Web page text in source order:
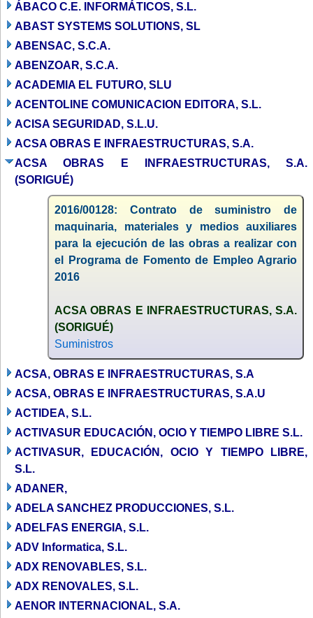
ÁBACO C.E. INFORMÁTICOS, S.L.
ABAST SYSTEMS SOLUTIONS, SL
ABENSAC, S.C.A.
ABENZOAR, S.C.A.
ACADEMIA EL FUTURO, SLU
ACENTOLINE COMUNICACION EDITORA, S.L.
ACISA SEGURIDAD, S.L.U.
ACSA OBRAS E INFRAESTRUCTURAS, S.A.
ACSA OBRAS E INFRAESTRUCTURAS, S.A.
(SORIGUÉ)
2016/00128: Contrato de suministro de
maquinaria, materiales y medios auxiliares
para la ejecución de las obras a realizar con
el Programa de Fomento de Empleo Agrario
2016
ACSA OBRAS E INFRAESTRUCTURAS, S.A.
(SORIGUÉ)
Suministros
ACSA, OBRAS E INFRAESTRUCTURAS, S.A
ACSA, OBRAS E INFRAESTRUCTURAS, S.A.U
ACTIDEA, S.L.
ACTIVASUR EDUCACIÓN, OCIO Y TIEMPO LIBRE S.L.
ACTIVASUR, EDUCACIÓN, OCIO Y TIEMPO LIBRE,
S.L.
ADANER,
ADELA SANCHEZ PRODUCCIONES, S.L.
ADELFAS ENERGIA, S.L.
ADV Informatica, S.L.
ADX RENOVABLES, S.L.
ADX RENOVALES, S.L.
AENOR INTERNACIONAL, S.A.